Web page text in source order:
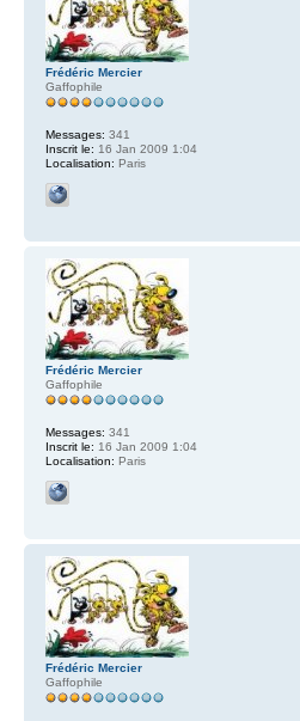
Frédéric Mercier
Gaffophile
Messages: 341
Inscrit le: 16 Jan 2009 1:04
Localisation: Paris
Frédéric Mercier
Gaffophile
Messages: 341
Inscrit le: 16 Jan 2009 1:04
Localisation: Paris
Frédéric Mercier
Gaffophile